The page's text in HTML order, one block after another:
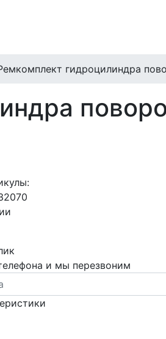
гидроцилиндра
и мы перезвоним